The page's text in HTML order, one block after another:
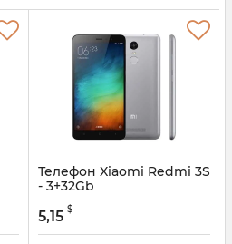
Телефон Xiaomi Redmi 3S
- 3+32Gb
5,15 $